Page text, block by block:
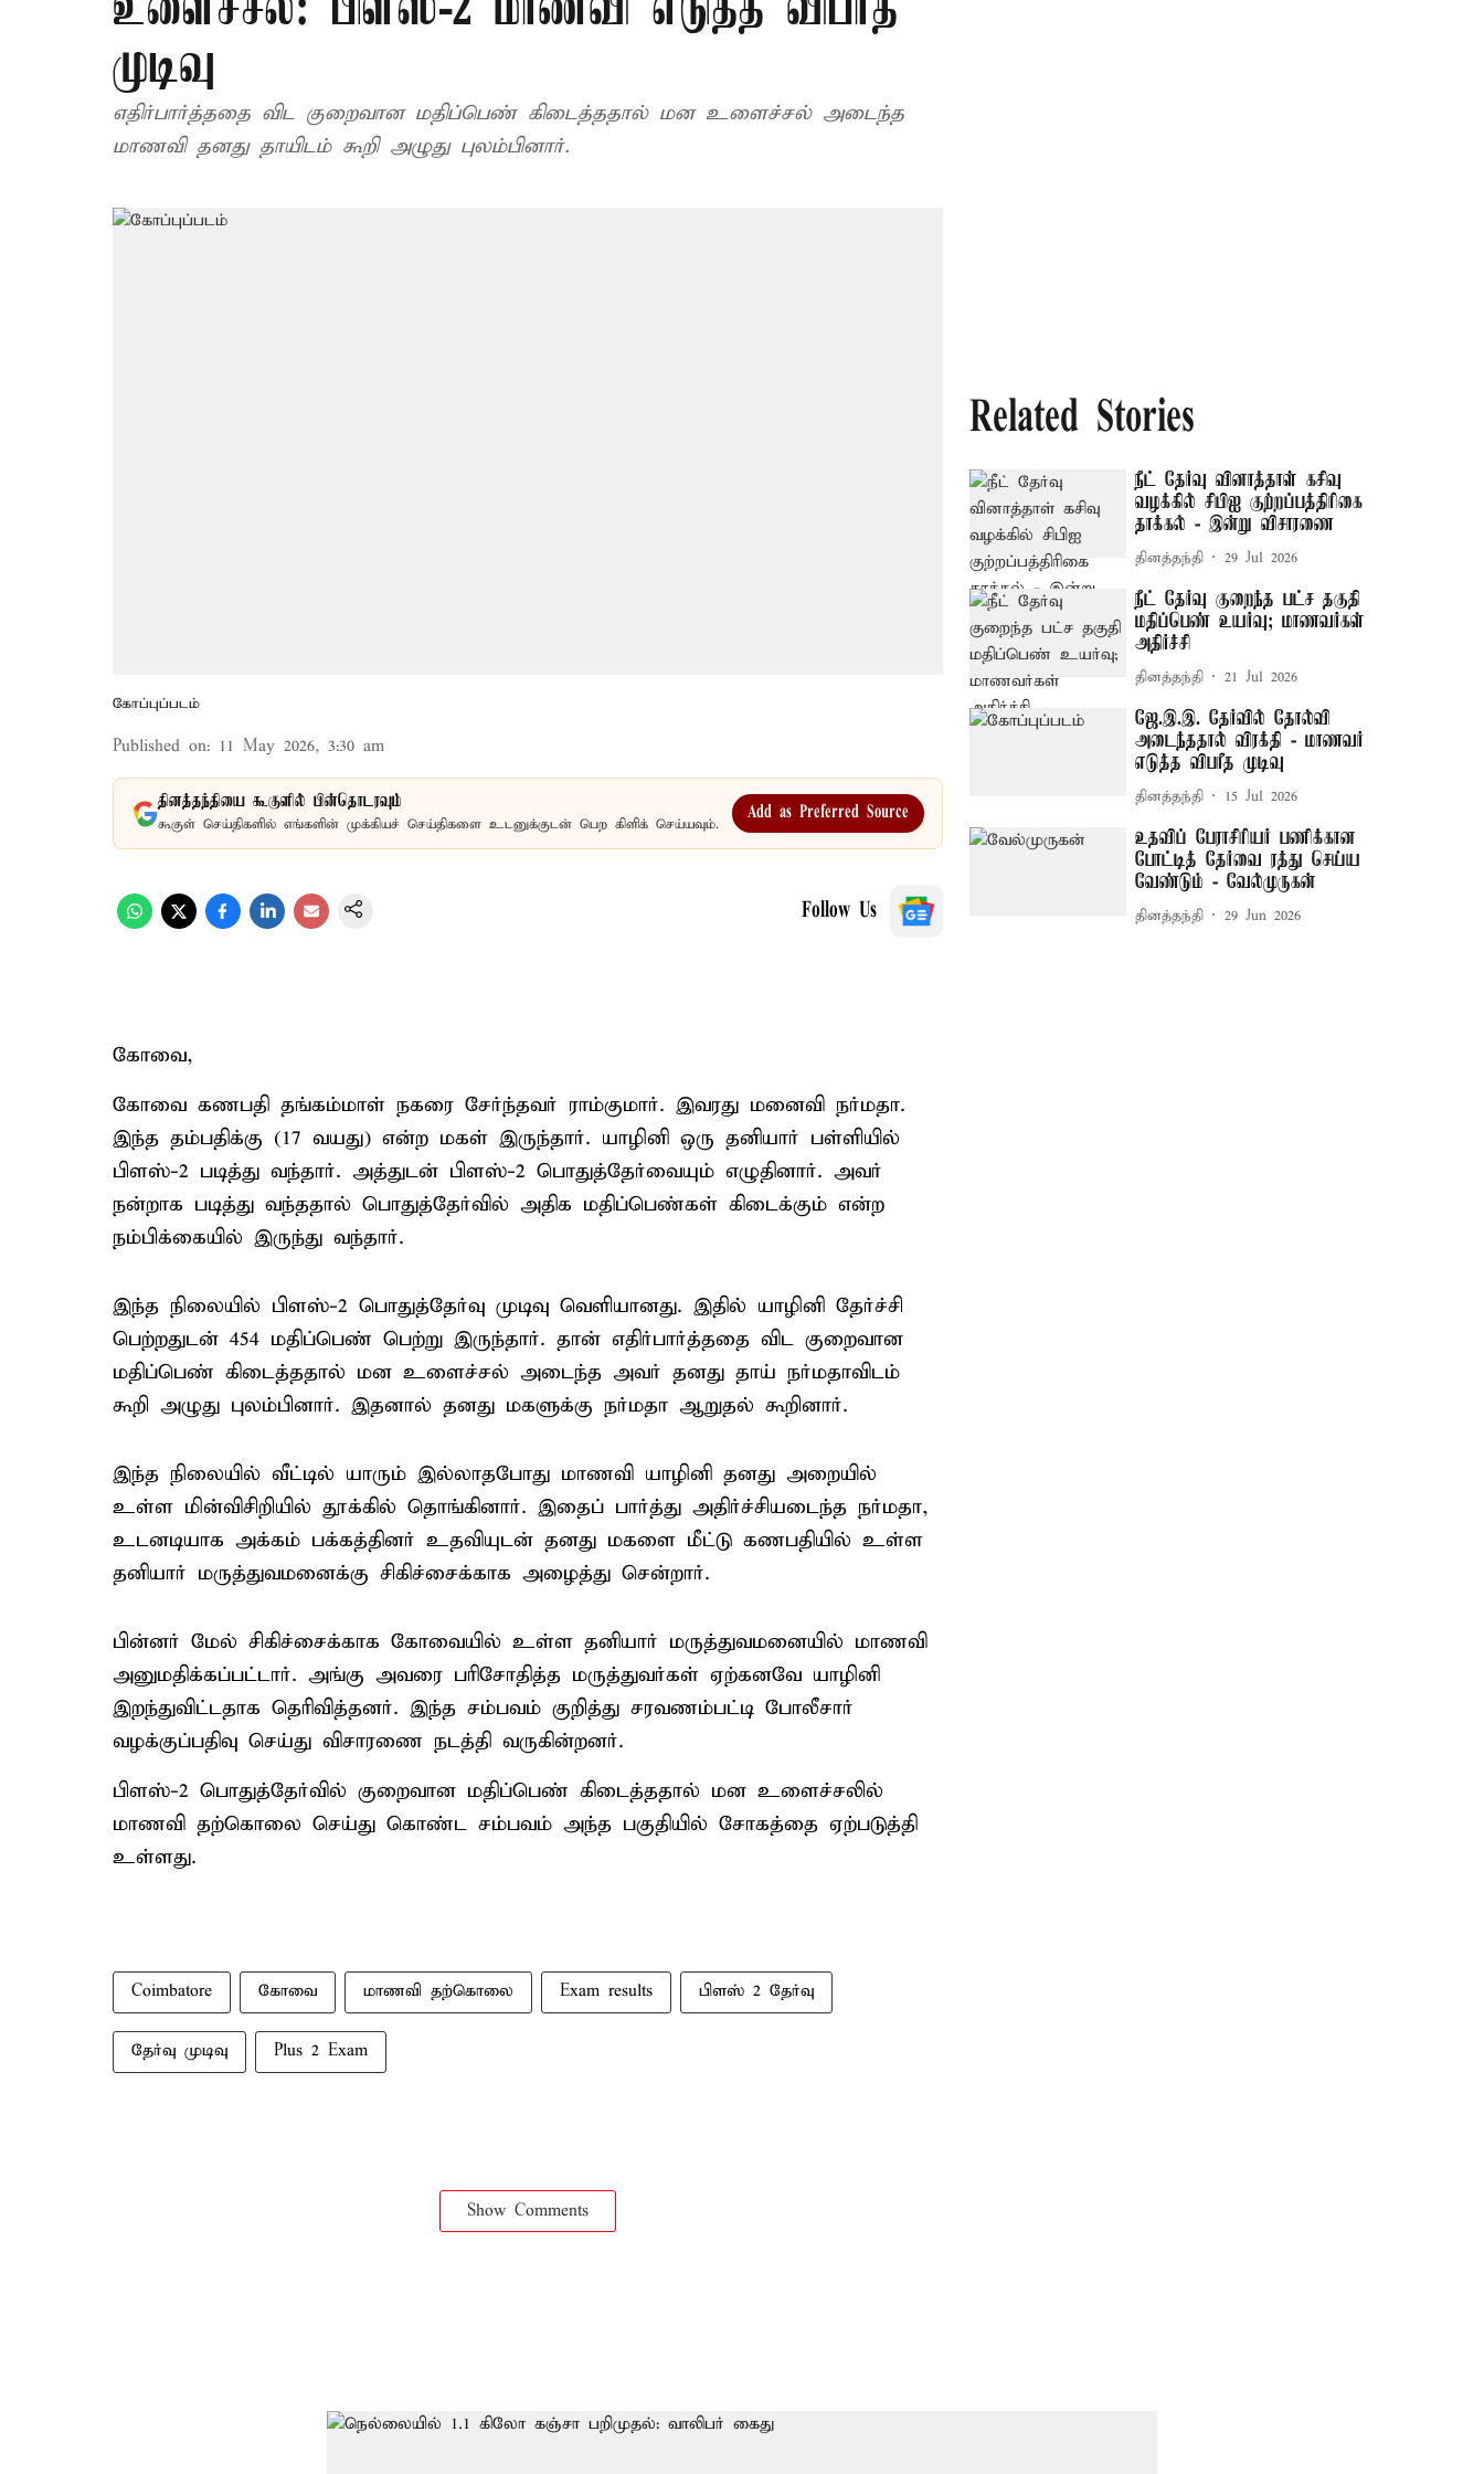
முடிவு
எதிர்பார்த்ததை விட குறைவான மதிப்பெண் கிடைத்ததால் மன உளைச்சல் அடைந்த
மாணவி தனது தாயிடம் கூறி அழுது புலம்பினார்.
கோப்புப்படம்
Published on: 11 May 2026, 3:30 am
தினத்தந்தியை கூகுளில் பின்தொடரவும்
கூகுள் செய்திகளில் எங்களின் முக்கியச் செய்திகளை உடனுக்குடன் பெற கிளிக் செய்யவும்.
Add as Preferred Source
Follow Us
கோவை,
கோவை கணபதி தங்கம்மாள் நகரை சேர்ந்தவர் ராம்குமார். இவரது மனைவி நர்மதா.
இந்த தம்பதிக்கு (17 வயது) என்ற மகள் இருந்தார். யாழினி ஒரு தனியார் பள்ளியில்
பிளஸ்-2 படித்து வந்தார். அத்துடன் பிளஸ்-2 பொதுத்தேர்வையும் எழுதினார். அவர்
நன்றாக படித்து வந்ததால் பொதுத்தேர்வில் அதிக மதிப்பெண்கள் கிடைக்கும் என்ற
நம்பிக்கையில் இருந்து வந்தார்.
இந்த நிலையில் பிளஸ்-2 பொதுத்தேர்வு முடிவு வெளியானது. இதில் யாழினி தேர்ச்சி
பெற்றதுடன் 454 மதிப்பெண் பெற்று இருந்தார். தான் எதிர்பார்த்ததை விட குறைவான
மதிப்பெண் கிடைத்ததால் மன உளைச்சல் அடைந்த அவர் தனது தாய் நர்மதாவிடம்
கூறி அழுது புலம்பினார். இதனால் தனது மகளுக்கு நர்மதா ஆறுதல் கூறினார்.
இந்த நிலையில் வீட்டில் யாரும் இல்லாதபோது மாணவி யாழினி தனது அறையில்
உள்ள மின்விசிறியில் தூக்கில் தொங்கினார். இதைப் பார்த்து அதிர்ச்சியடைந்த நர்மதா,
உடனடியாக அக்கம் பக்கத்தினர் உதவியுடன் தனது மகளை மீட்டு கணபதியில் உள்ள
தனியார் மருத்துவமனைக்கு சிகிச்சைக்காக அழைத்து சென்றார்.
பின்னர் மேல் சிகிச்சைக்காக கோவையில் உள்ள தனியார் மருத்துவமனையில் மாணவி
அனுமதிக்கப்பட்டார். அங்கு அவரை பரிசோதித்த மருத்துவர்கள் ஏற்கனவே யாழினி
இறந்துவிட்டதாக தெரிவித்தனர். இந்த சம்பவம் குறித்து சரவணம்பட்டி போலீசார்
வழக்குப்பதிவு செய்து விசாரணை நடத்தி வருகின்றனர்.
பிளஸ்-2 பொதுத்தேர்வில் குறைவான மதிப்பெண் கிடைத்ததால் மன உளைச்சலில்
மாணவி தற்கொலை செய்து கொண்ட சம்பவம் அந்த பகுதியில் சோகத்தை ஏற்படுத்தி
உள்ளது.
Coimbatore கோவை மாணவி தற்கொலை Exam results பிளஸ் 2 தேர்வு
தேர்வு முடிவு Plus 2 Exam
Show Comments
Related Stories
நீட் தேர்வு வினாத்தாள் கசிவு
வழக்கில் சிபிஐ குற்றப்பத்திரிகை
தாக்கல் - இன்று விசாரணை
தினத்தந்தி 29 Jul 2026
நீட் தேர்வு குறைந்த பட்ச தகுதி
மதிப்பெண் உயர்வு; மாணவர்கள்
அதிர்ச்சி
தினத்தந்தி 21 Jul 2026
ஜே.இ.இ. தேர்வில் தோல்வி
அடைந்ததால் விரக்தி - மாணவர்
எடுத்த விபரீத முடிவு
தினத்தந்தி 15 Jul 2026
உதவிப் பேராசிரியர் பணிக்கான
போட்டித் தேர்வை ரத்து செய்ய
வேண்டும் - வேல்முருகன்
தினத்தந்தி 29 Jun 2026